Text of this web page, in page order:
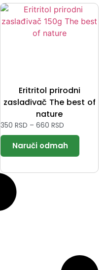
Eritritol prirodni
zaslađivač The best of
nature
350 RSD – 660 RSD